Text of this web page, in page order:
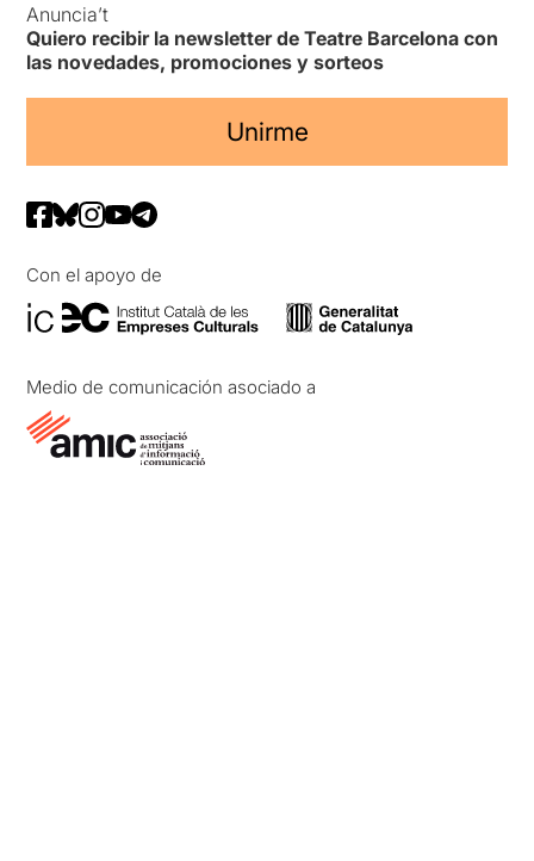
Anuncia’t
Quiero recibir la newsletter de Teatre Barcelona con
las novedades, promociones y sorteos
Unirme
Con el apoyo de
Medio de comunicación asociado a